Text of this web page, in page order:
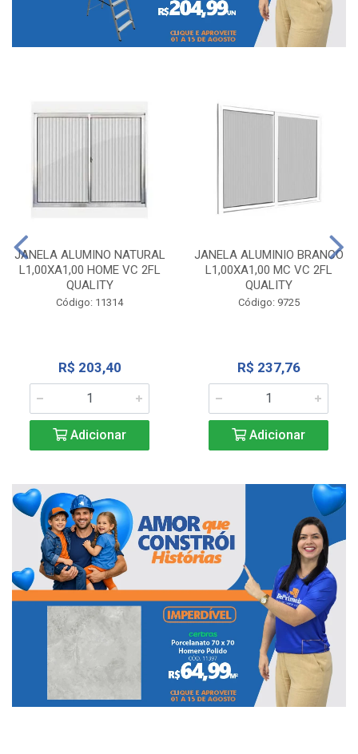
JANELA ALUMINO NATURAL
L1,00XA1,00 HOME VC 2FL
QUALITY
Código: 11314
R$ 203,40
Adicionar
JANELA ALUMINIO BRANCO
L1,00XA1,00 MC VC 2FL
QUALITY
Código: 9725
R$ 237,76
Adicionar